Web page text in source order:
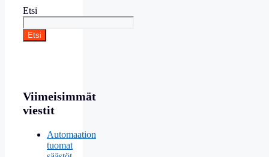
Etsi
Etsi
Viimeisimmät
viestit
Automaation
tuomat